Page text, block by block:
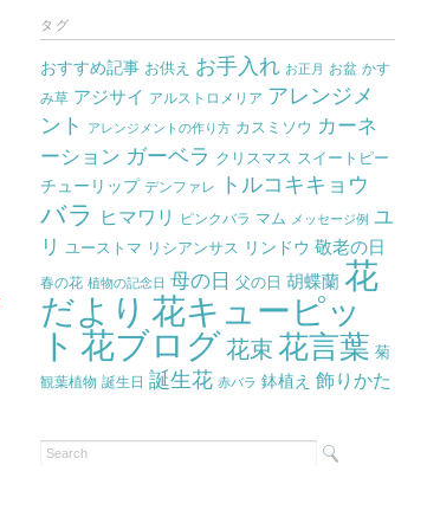
イ
ブ
タグ
おすすめ記事 お供え お手入れ お正月 お盆 かす
み草 アジサイ アルストロメリア アレンジメ
ント
アレンジメントの作り方 カスミソウ カーネ
ーション ガーベラ クリスマス スイートピー
チューリップ デンファレ トルコキキョウ
バラ ヒマワリ ピンクバラ マム メッセージ例 ユ
リ ユーストマ リシアンサス リンドウ 敬老の日
春の花 植物の記念日 母の日 父の日 胡蝶蘭 花
だより 花キューピッ
ト 花ブログ 花束 花言葉 菊
観葉植物 誕生日 誕生花 赤バラ 鉢植え 飾りかた